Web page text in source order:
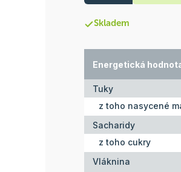
Skladem
Energetická
Tuky
z toho nasycené
Sacharidy
z toho cukry
Vláknina